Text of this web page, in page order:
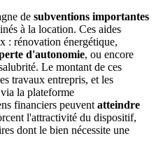
de subventions importantes
à la location. Ces aides
: rénovation énergétique,
d'autonomie, ou encore
Le montant de ces
travaux entrepris, et les
la plateforme
financiers peuvent atteindre
l'attractivité du dispositif,
dont le bien nécessite une